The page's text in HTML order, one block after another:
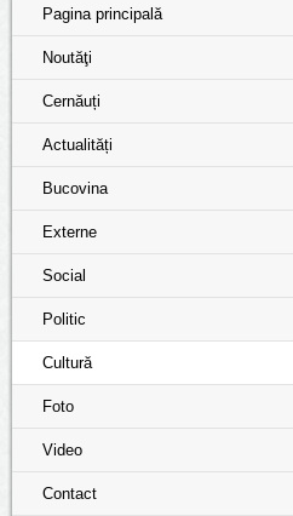
Pagina principală
Noutăţi
Cernăuți
Actualități
Bucovina
Externe
Social
Politic
Cultură
Foto
Video
Contact